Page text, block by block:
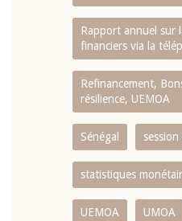
Rapport annuel sur
financiers via la
Refinancement,
résilience, UEMOA
Sénégal
statistiques
UEMOA UMOA